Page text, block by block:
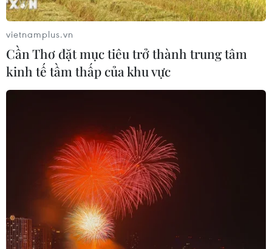
vietnamplus.vn
Cần Thơ đặt mục tiêu trở thành trung tâm
kinh tế tầm thấp của khu vực